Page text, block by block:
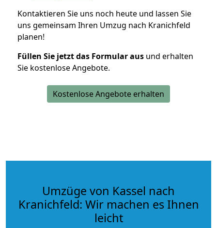
Kontaktieren Sie uns noch heute und lassen Sie
uns gemeinsam Ihren Umzug nach Kranichfeld
planen!
Füllen Sie jetzt das Formular aus und erhalten
Sie kostenlose Angebote.
Kostenlose Angebote erhalten
Umzüge von Kassel nach
Kranichfeld: Wir machen es Ihnen
leicht